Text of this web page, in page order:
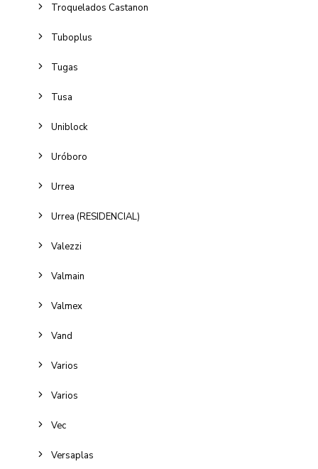
Troquelados Castanon
Tuboplus
Tugas
Tusa
Uniblock
Uróboro
Urrea
Urrea (RESIDENCIAL)
Valezzi
Valmain
Valmex
Vand
Varios
Varios
Vec
Versaplas